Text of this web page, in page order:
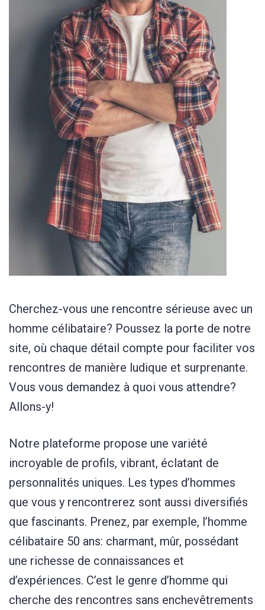
Cherchez-vous une rencontre sérieuse avec un
homme célibataire? Poussez la porte de notre
site, où chaque détail compte pour faciliter vos
rencontres de manière ludique et surprenante.
Vous vous demandez à quoi vous attendre?
Allons-y!
Notre plateforme propose une variété
incroyable de profils, vibrant, éclatant de
personnalités uniques. Les types d’hommes
que vous y rencontrerez sont aussi diversifiés
que fascinants. Prenez, par exemple, l’homme
célibataire 50 ans: charmant, mûr, possédant
une richesse de connaissances et
d’expériences. C’est le genre d’homme qui
cherche des rencontres sans enchevêtrements